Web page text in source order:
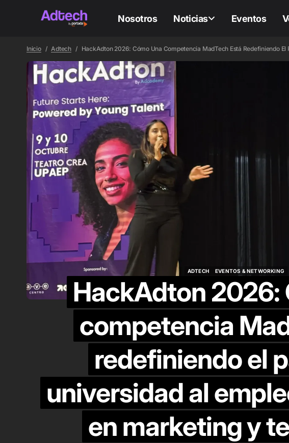
Nosotros Noticias Eventos
Inicio Adtech HackAdton 2026: Cómo Una Competencia MadTech Está Redefiniendo
ADTECH
EVENTOS & NETWORKING
HackAdton 2026:
competencia
redefiniendo el
universidad al
en marketing y
De
Amazon
Rojas Girao
control del
ago. 6, 2026